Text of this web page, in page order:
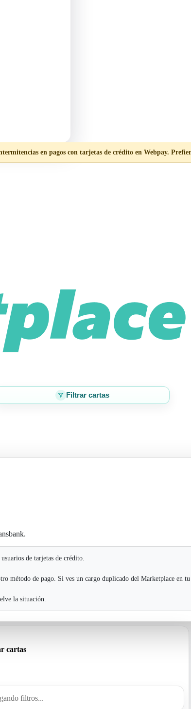
en pagos con tarjetas de crédito en Webpay.
Filtrar cartas
de tarjetas de crédito.
método de pago. Si ves un cargo duplicado del Marketplace en
la situación.
cartas
filtros...